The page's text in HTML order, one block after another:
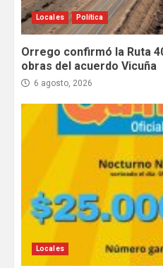
Locales Política
Orrego confirmó la Ruta
obras del acuerdo Vicuña
6 agosto, 2026
Locales